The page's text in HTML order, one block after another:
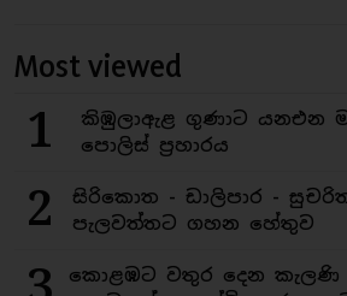
Most viewed
1
කිඹුලාඇළ ගුණාට යනඑන
පොලිස් ප්‍රහාරය
2
සිරිකොත - ඩාලිපාර -
පැලවත්තට ගහන හේතුව
කොළඹට වතුර දෙන